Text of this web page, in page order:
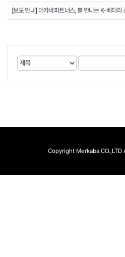
회원가입
[보도 안내] 머카바파트너스, 불 안나는 K-배터
게
시
물
검
색
대
색
어
Copyright